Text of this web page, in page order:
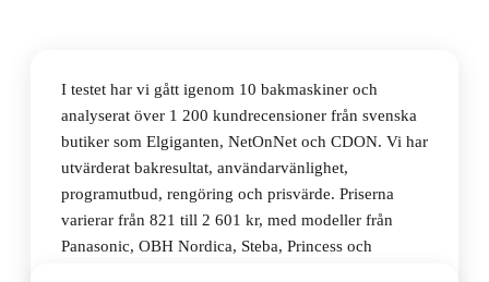
I testet har vi gått igenom 10 bakmaskiner och
analyserat över 1 200 kundrecensioner från svenska
butiker som Elgiganten, NetOnNet och CDON. Vi har
utvärderat bakresultat, användarvänlighet,
programutbud, rengöring och prisvärde. Priserna
varierar från 821 till 2 601 kr, med modeller från
Panasonic, OBH Nordica, Steba, Princess och